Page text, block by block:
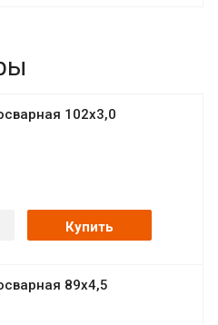
102х3,0
Купить
89х4,5